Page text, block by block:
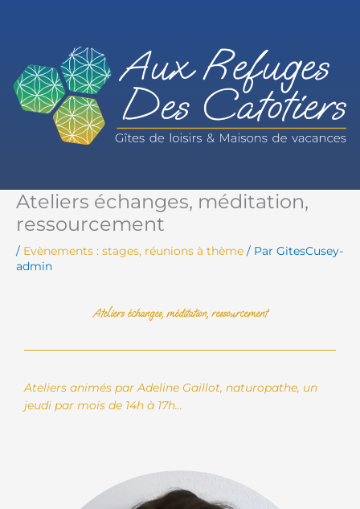
Ateliers échanges, méditation,
ressourcement
/ Evènements : stages, réunions à thème / Par GitesCusey-
admin
Ateliers échanges, méditation, ressourcement
Ateliers animés par Adeline Gaillot, naturopathe, un
jeudi par mois de 14h à 17h...